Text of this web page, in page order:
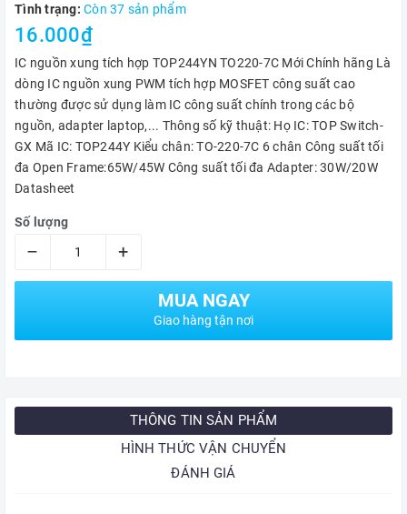
Tình trạng: Còn 37 sản phẩm
16.000₫
IC nguồn xung tích hợp TOP244YN TO220-7C Mới Chính hãng Là
dòng IC nguồn xung PWM tích hợp MOSFET công suất cao
thường được sử dụng làm IC công suất chính trong các bộ
nguồn, adapter laptop,... Thông số kỹ thuật: Họ IC: TOP Switch-
GX Mã IC: TOP244Y Kiểu chân: TO-220-7C 6 chân Công suất tối
đa Open Frame:65W/45W Công suất tối đa Adapter: 30W/20W
Datasheet
Số lượng
– +
MUA NGAY
Giao hàng tận nơi
THÔNG TIN SẢN PHẨM
HÌNH THỨC VẬN CHUYỂN
ĐÁNH GIÁ